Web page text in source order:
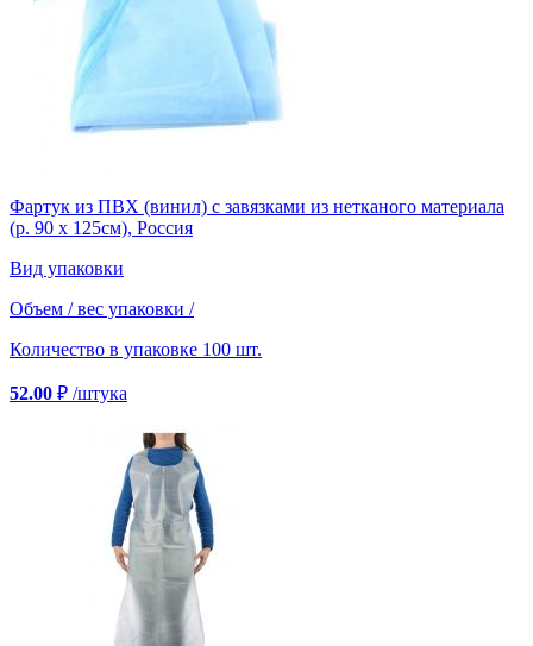
Фартук из ПВХ (винил) с завязками из нетканого материала
(р. 90 х 125см), Россия
Вид упаковки
Объем / вес упаковки /
Количество в упаковке 100 шт.
52.00 ₽ /штука